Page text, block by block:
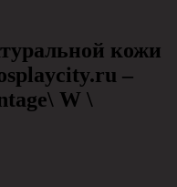
кожи
–
W \